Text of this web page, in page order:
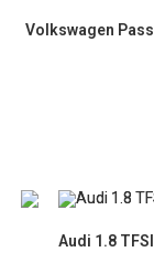
Volkswagen
Audi 1.8